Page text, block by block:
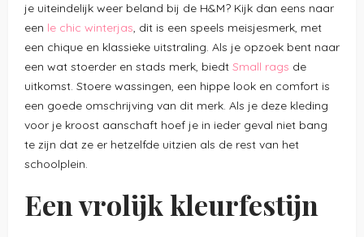
je uiteindelijk weer beland bij de H&M? Kijk dan eens naar
een le chic winterjas, dit is een speels meisjesmerk, met
een chique en klassieke uitstraling. Als je opzoek bent naar
een wat stoerder en stads merk, biedt Small rags de
uitkomst. Stoere wassingen, een hippe look en comfort is
een goede omschrijving van dit merk. Als je deze kleding
voor je kroost aanschaft hoef je in ieder geval niet bang
te zijn dat ze er hetzelfde uitzien als de rest van het
schoolplein.
Een vrolijk kleurfestijn